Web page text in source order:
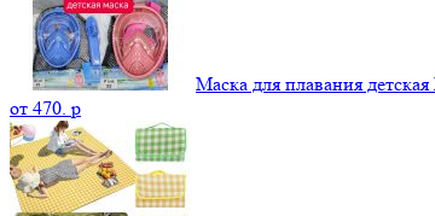
Маска для плавания
от 470. p